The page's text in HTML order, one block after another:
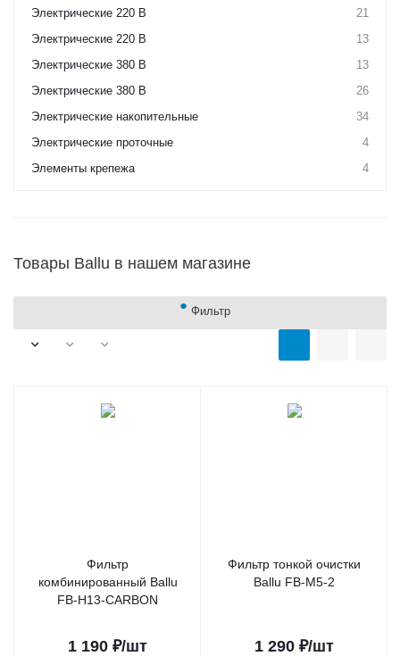
Электрические 220 В
21
Электрические 220 В
13
Электрические 380 В
13
Электрические 380 В
26
Электрические накопительные
34
Электрические проточные
4
Элементы крепежа
4
Товары Ballu в нашем магазине
Фильтр
Фильтр
комбинированный Ballu
FB-H13-CARBON
1 190 ₽/шт
Фильтр тонкой очистки
Ballu FB-M5-2
1 290 ₽/шт